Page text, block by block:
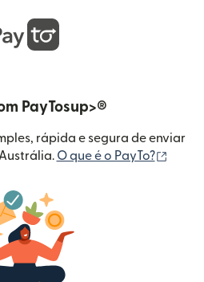
PayTosup>®
rápida e segura de enviar
O que é o PayTo?